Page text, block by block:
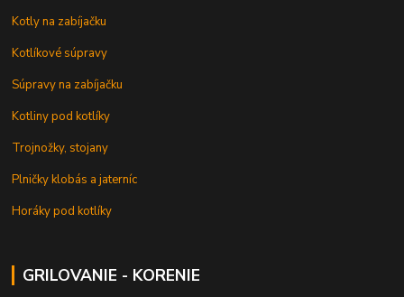
Kotly na zabíjačku
Kotlíkové súpravy
Súpravy na zabíjačku
Kotliny pod kotlíky
Trojnožky, stojany
Plničky klobás a jaterníc
Horáky pod kotlíky
GRILOVANIE - KORENIE